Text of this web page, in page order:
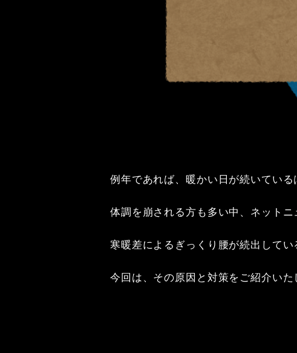
例年であれば、暖かい日が続いている
体調を崩される方も多い中、ネットニ
寒暖差によるぎっくり腰が続出してい
今回は、その原因と対策をご紹介いた